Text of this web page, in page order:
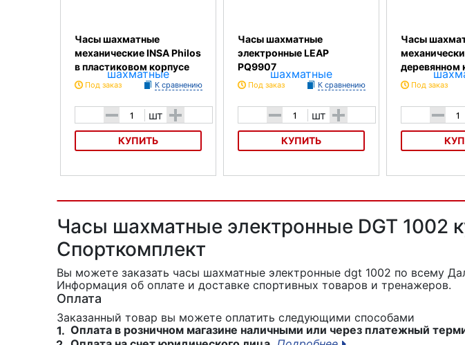
Часы шахматные
механические INSA Philos
в пластиковом корпусе
Под заказ К сравнению
- шт +
КУПИТЬ
Часы шахматные
электронные LEAP
PQ9907
Под заказ К сравнению
- шт +
КУПИТЬ
Часы
деревянном
Под заказ
-
Часы шахматные электронные DGT 1002
Спорткомплект
Вы можете заказать часы шахматные электронные dgt 1002 по всему
Информация об оплате и доставке спортивных товаров и тренажеров.
Оплата
Заказанный товар вы можете оплатить следующими способами
1. Оплата в розничном магазине наличными или через платежный